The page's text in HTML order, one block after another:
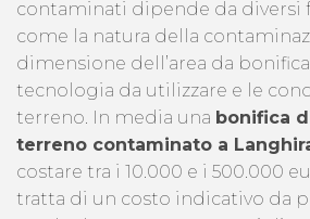
contaminati dipende da diversi
come la natura della
dimensione dell’area da
tecnologia da utilizzare e le
terreno. In media una bonifica
terreno contaminato a
costare tra i 10.000 e i 500.000
tratta di un costo indicativo da